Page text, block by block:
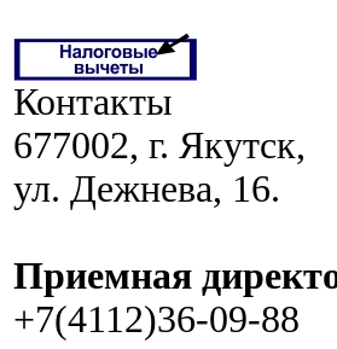
Контакты
677002, г. Якутск,
ул. Дежнева, 16.
Приемная
+7(4112)36-09-88